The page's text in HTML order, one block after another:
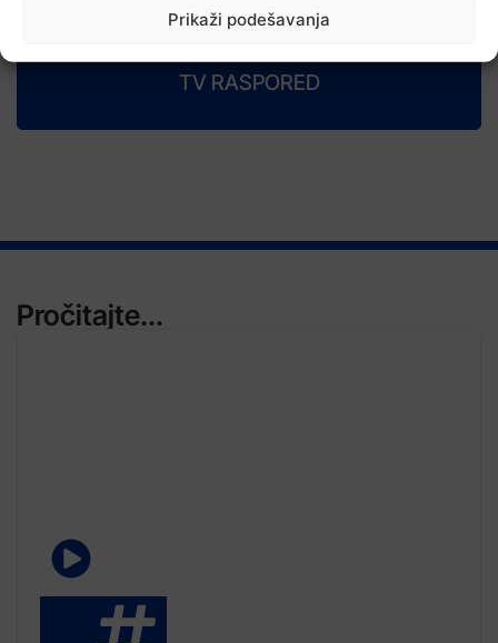
Prikaži podešavanja
TV RASPORED
Pročitajte...